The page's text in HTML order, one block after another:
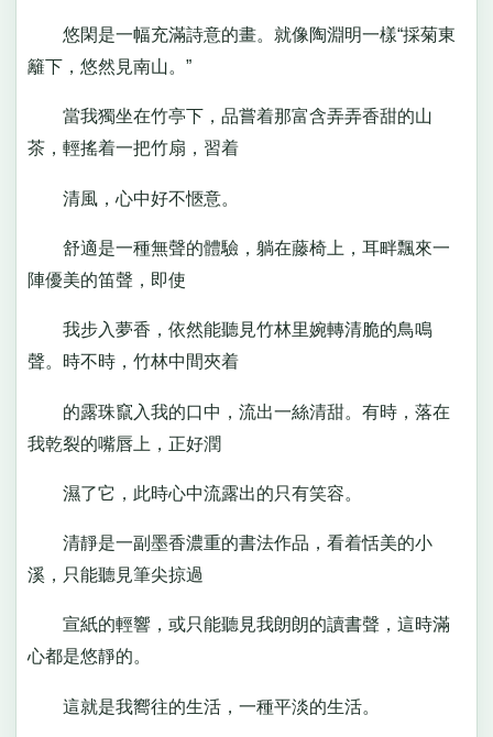
悠閑是一幅充滿詩意的畫。就像陶淵明一樣“採菊東
籬下，悠然見南山。”
當我獨坐在竹亭下，品嘗着那富含弄弄香甜的山
茶，輕搖着一把竹扇，習着
清風，心中好不愜意。
舒適是一種無聲的體驗，躺在藤椅上，耳畔飄來一
陣優美的笛聲，即使
我步入夢香，依然能聽見竹林里婉轉清脆的鳥鳴
聲。時不時，竹林中間夾着
的露珠竄入我的口中，流出一絲清甜。有時，落在
我乾裂的嘴唇上，正好潤
濕了它，此時心中流露出的只有笑容。
清靜是一副墨香濃重的書法作品，看着恬美的小
溪，只能聽見筆尖掠過
宣紙的輕響，或只能聽見我朗朗的讀書聲，這時滿
心都是悠靜的。
這就是我嚮往的生活，一種平淡的生活。